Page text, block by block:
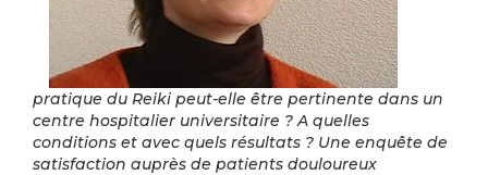
pratique du Reiki peut-elle être pertinente dans un
centre hospitalier universitaire ? A quelles
conditions et avec quels résultats ? Une enquête de
satisfaction auprès de patients douloureux